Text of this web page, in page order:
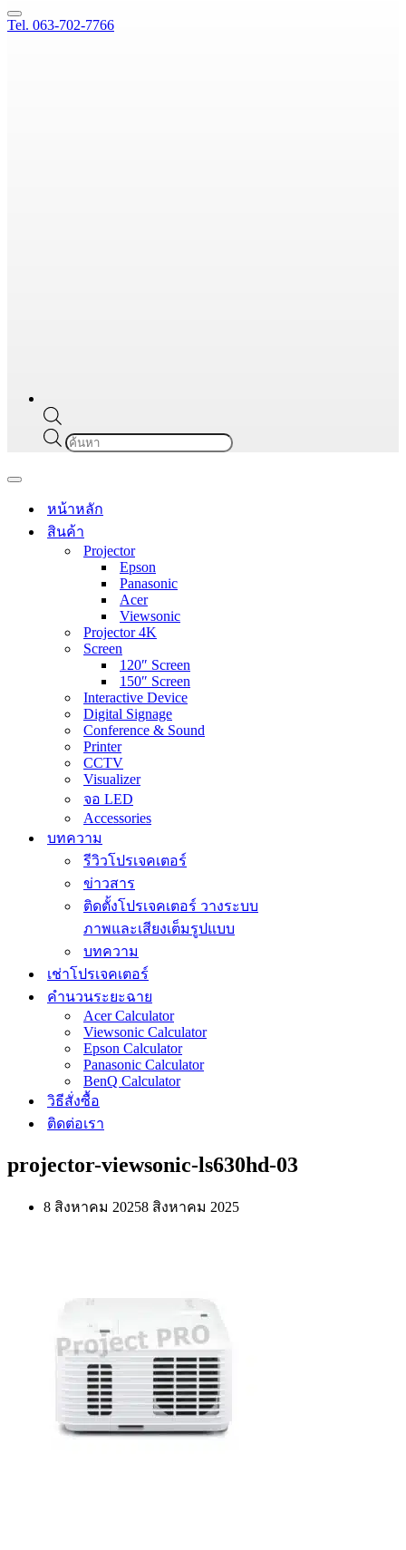
Navigation
Menu
Tel. 063-702-7766
Products
search
Navigation
หน้าหลัก
สินค้า
Projector
Epson
Panasonic
Acer
Viewsonic
Projector 4K
Screen
120″ Screen
150″ Screen
Interactive Device
Digital Signage
Conference & Sound
Printer
CCTV
Visualizer
จอ LED
Accessories
บทความ
รีวิวโปรเจคเตอร์
ข่าวสาร
ติดตั้งโปรเจคเตอร์ วางระบบ
ภาพและเสียงเต็มรูปแบบ
บทความ
เช่าโปรเจคเตอร์
คำนวนระยะฉาย
Acer Calculator
Viewsonic Calculator
Epson Calculator
Panasonic Calculator
BenQ Calculator
วิธีสั่งซื้อ
ติดต่อเรา
projector-viewsonic-ls630hd-03
8 สิงหาคม 20258 สิงหาคม 2025